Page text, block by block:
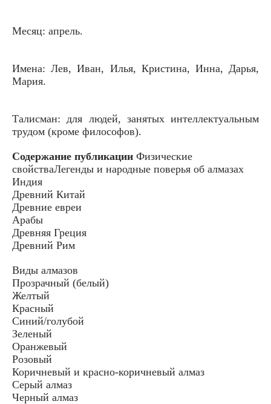
Месяц: апрель.
Имена: Лев, Иван, Илья, Кристина, Инна, Дарья,
Мария.
Талисман: для людей, занятых интеллектуальным
трудом (кроме философов).
Содержание публикации Физические
свойстваЛегенды и народные поверья об алмазах
Индия
Древний Китай
Древние евреи
Арабы
Древняя Греция
Древний Рим
Виды алмазов
Прозрачный (белый)
Желтый
Красный
Синий/голубой
Зеленый
Оранжевый
Розовый
Коричневый и красно-коричневый алмаз
Серый алмаз
Черный алмаз